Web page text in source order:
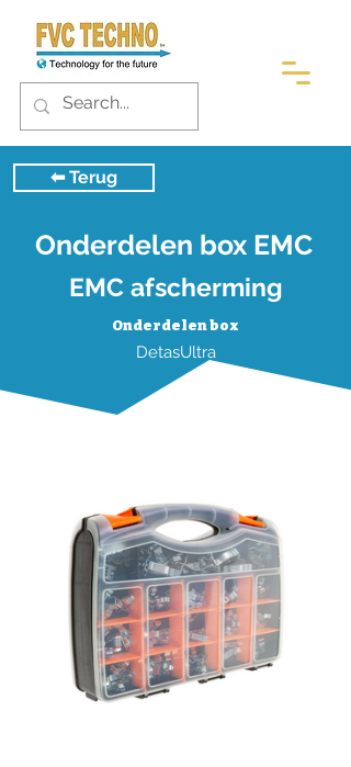
⬅︎ Terug
Onderdelen box EMC
EMC afscherming
Onderdelen box
DetasUltra